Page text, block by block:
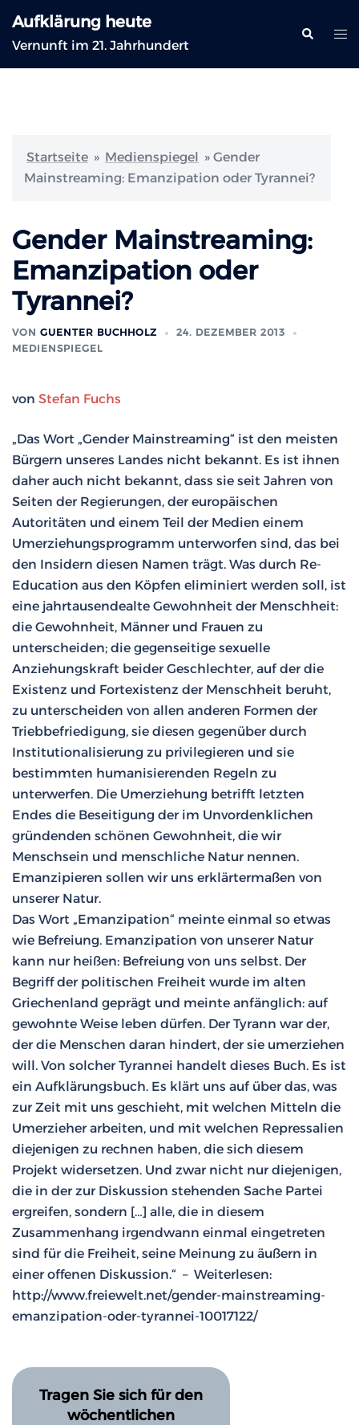
Inhalt
springen
Aufklärung heute
Vernunft im 21. Jahrhundert
Suche
Startseite » Medienspiegel » Gender
Mainstreaming: Emanzipation oder Tyrannei?
Gender Mainstreaming:
Emanzipation oder
Tyrannei?
VON GUENTER BUCHHOLZ
24. DEZEMBER 2013
MEDIENSPIEGEL
von Stefan Fuchs
„Das Wort „Gender Mainstreaming“ ist den meisten
Bürgern unseres Landes nicht bekannt. Es ist ihnen
daher auch nicht bekannt, dass sie seit Jahren von
Seiten der Regierungen, der europäischen
Autoritäten und einem Teil der Medien einem
Umerziehungsprogramm unterworfen sind, das bei
den Insidern diesen Namen trägt. Was durch Re-
Education aus den Köpfen eliminiert werden soll, ist
eine jahrtausendealte Gewohnheit der Menschheit:
die Gewohnheit, Männer und Frauen zu
unterscheiden; die gegenseitige sexuelle
Anziehungskraft beider Geschlechter, auf der die
Existenz und Fortexistenz der Menschheit beruht,
zu unterscheiden von allen anderen Formen der
Triebbefriedigung, sie diesen gegenüber durch
Institutionalisierung zu privilegieren und sie
bestimmten humanisierenden Regeln zu
unterwerfen. Die Umerziehung betrifft letzten
Endes die Beseitigung der im Unvordenklichen
gründenden schönen Gewohnheit, die wir
Menschsein und menschliche Natur nennen.
Emanzipieren sollen wir uns erklärtermaßen von
unserer Natur.
Das Wort „Emanzipation“ meinte einmal so etwas
wie Befreiung. Emanzipation von unserer Natur
kann nur heißen: Befreiung von uns selbst. Der
Begriff der politischen Freiheit wurde im alten
Griechenland geprägt und meinte anfänglich: auf
gewohnte Weise leben dürfen. Der Tyrann war der,
der die Menschen daran hindert, der sie umerziehen
will. Von solcher Tyrannei handelt dieses Buch. Es ist
ein Aufklärungsbuch. Es klärt uns auf über das, was
zur Zeit mit uns geschieht, mit welchen Mitteln die
Umerzieher arbeiten, und mit welchen Repressalien
diejenigen zu rechnen haben, die sich diesem
Projekt widersetzen. Und zwar nicht nur diejenigen,
die in der zur Diskussion stehenden Sache Partei
ergreifen, sondern […] alle, die in diesem
Zusammenhang irgendwann einmal eingetreten
sind für die Freiheit, seine Meinung zu äußern in
einer offenen Diskussion.“ – Weiterlesen:
http://www.freiewelt.net/gender-mainstreaming-
emanzipation-oder-tyrannei-10017122/
Tragen Sie sich für den
wöchentlichen